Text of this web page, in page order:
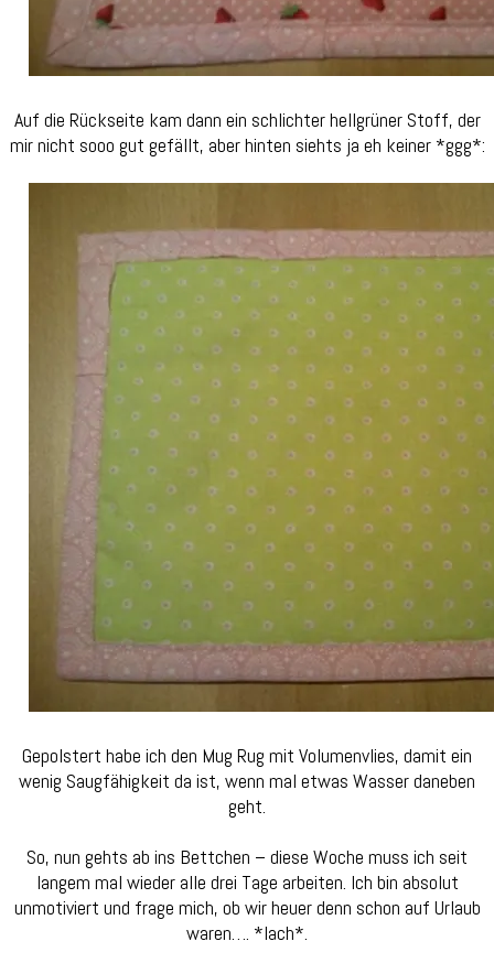
Auf die Rückseite kam dann ein schlichter hellgrüner Stoff, der
mir nicht sooo gut gefällt, aber hinten siehts ja eh keiner *ggg*:
Gepolstert habe ich den Mug Rug mit Volumenvlies, damit ein
wenig Saugfähigkeit da ist, wenn mal etwas Wasser daneben
geht.
So, nun gehts ab ins Bettchen – diese Woche muss ich seit
langem mal wieder alle drei Tage arbeiten. Ich bin absolut
unmotiviert und frage mich, ob wir heuer denn schon auf Urlaub
waren…. *lach*.